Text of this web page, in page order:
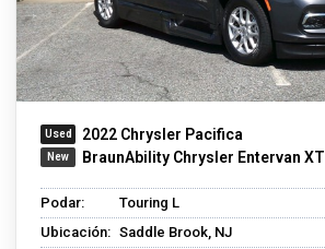
2022 Chrysler Pacifica
BraunAbility Chrysler Entervan XT
Podar:
Touring L
Ubicación: Saddle Brook, NJ